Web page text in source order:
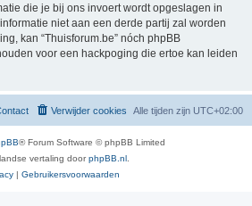
die je bij ons invoert wordt opgeslagen in
niet aan een derde partij zal worden
kan “Thuisforum.be” nóch phpBB
voor een hackpoging die ertoe kan leiden
Alle tijden zijn UTC+02:00
Verwijder cookies
® Forum Software © phpBB Limited
vertaling doorphpBB.nl
| Gebruikersvoorwaarden